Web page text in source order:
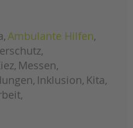
Ambulante Hilfen
Messen
Inklusion Kita